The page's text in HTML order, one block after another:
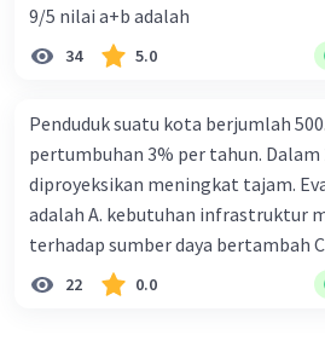
9/5 nilai a+b adalah
34 5.0
Penduduk suatu kota berjumlah
pertumbuhan 3% per tahun. Dalam
diproyeksikan meningkat tajam.
adalah A. kebutuhan infrastruktur
terhadap sumber daya bertambah
eksponensial berdampak jangka
memengaruhi tata ruang E.
22 0.0